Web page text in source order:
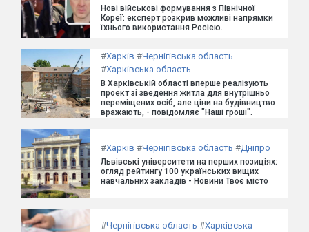
Нові військові формування з Північної
Кореї: експерт розкрив можливі напрямки
їхнього використання Росією.
#Харків #Чернігівська область
#Харківська область
В Харківській області вперше реалізують
проект зі зведення житла для внутрішньо
переміщених осіб, але ціни на будівництво
вражають, - повідомляє "Наші гроші".
#Харків #Чернігівська область #Дніпро
Львівські університети на перших позиціях:
огляд рейтингу 100 українських вищих
навчальних закладів - Новини Твоє місто
#Чернігівська область #Харківська